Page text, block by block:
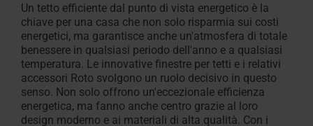
Un tetto efficiente dal punto di vista energetico è la
chiave per una casa che non solo risparmia sui costi
energetici, ma garantisce anche un'atmosfera di totale
benessere in qualsiasi periodo dell'anno e a qualsiasi
temperatura. Le innovative finestre per tetti e i relativi
accessori Roto svolgono un ruolo decisivo in questo
senso. Non solo offrono un'eccezionale efficienza
energetica, ma fanno anche centro grazie al loro
design moderno e ai materiali di alta qualità. Con i